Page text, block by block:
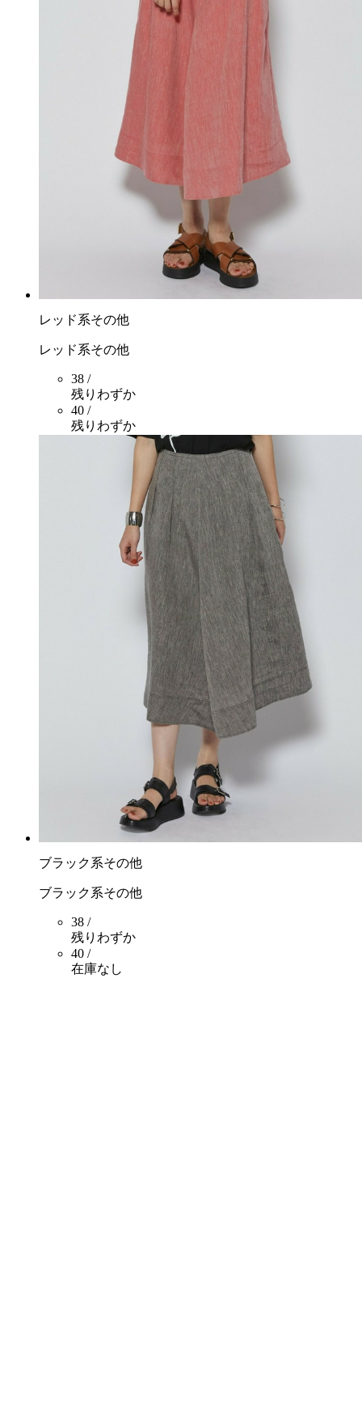
レッド系その他
レッド系その他
38 /
残りわずか
40 /
残りわずか
ブラック系その他
ブラック系その他
38 /
残りわずか
40 /
在庫なし